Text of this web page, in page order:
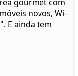
gourmet com
novos, Wi-
E ainda tem